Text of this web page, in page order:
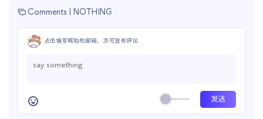
Comments | NOTHING
点击填写昵称和邮箱，方可发布评论